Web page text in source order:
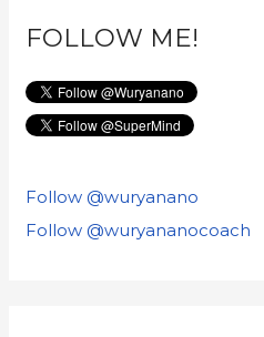
FOLLOW ME!
Follow @wuryanano
Follow @wuryananocoach